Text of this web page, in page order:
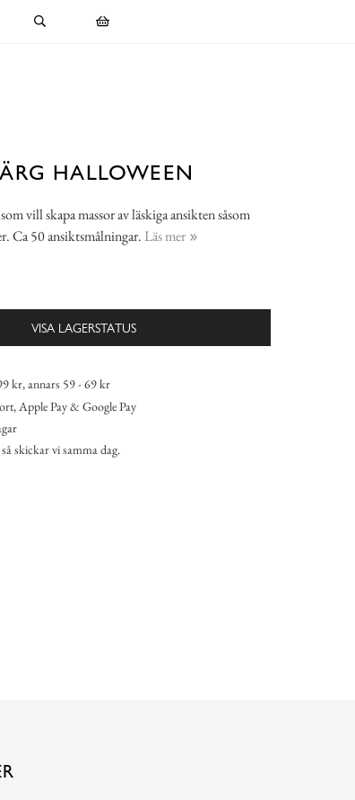
HALLOWEEN
vill skapa massor av läskiga ansikten såsom
Ca 50 ansiktsmålningar. Läs mer
VISA LAGERSTATUS
kr, annars 59 - 69 kr
Apple Pay & Google Pay
skickar vi samma dag.